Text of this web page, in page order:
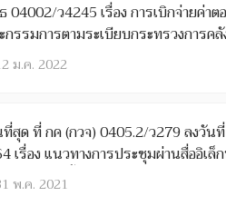
04002/ว4245 เรื่อง การเบิกจ่ายค่า
รรมการตามระเบียบกระทรวงการค
ละการบริหารพัสดุภาครัฐ พ.ศ. ๒๕๖๐
ม.ค. 2022
สุด ที่ กค (กวจ) 0405.2/ว279 ลงวัน
เรื่อง แนวทางการประชุมผ่านสื่ออิเล็
วนการจัดซื้อจัดจ้างของหน่วยงานของรัฐ
พ.ค. 2021